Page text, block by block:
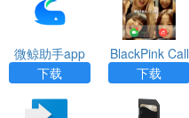
微鲸助手app
下载
BlackPink Call
app
下载